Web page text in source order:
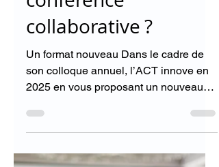
Qu’est-ce qu’une
conférence
collaborative ?
Un format nouveau Dans le cadre de
son colloque annuel, l’ACT innove en